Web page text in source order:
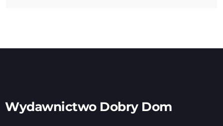
Wydawnictwo Dobry Dom